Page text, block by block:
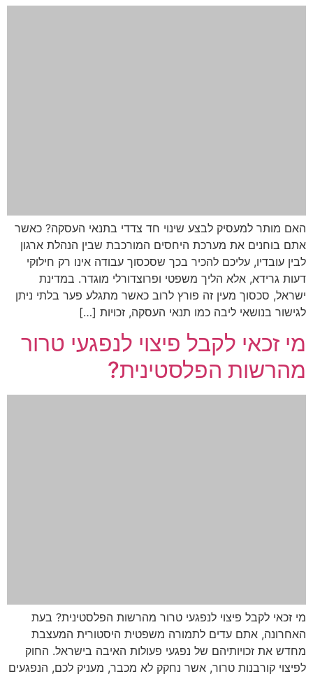
האם מותר למעסיק לבצע שינוי חד צדדי בתנאי העסקה? כאשר
אתם בוחנים את מערכת היחסים המורכבת שבין הנהלת ארגון
לבין עובדיו, עליכם להכיר בכך שסכסוך עבודה אינו רק חילוקי
דעות גרידא, אלא הליך משפטי ופרוצדורלי מוגדר. במדינת
ישראל, סכסוך מעין זה פורץ לרוב כאשר מתגלע פער בלתי ניתן
לגישור בנושאי ליבה כמו תנאי העסקה, זכויות […]
מי זכאי לקבל פיצוי לנפגעי טרור
מהרשות הפלסטינית?
מי זכאי לקבל פיצוי לנפגעי טרור מהרשות הפלסטינית? בעת
האחרונה, אתם עדים לתמורה משפטית היסטורית המעצבת
מחדש את זכויותיהם של נפגעי פעולות האיבה בישראל. החוק
לפיצוי קורבנות טרור, אשר נחקק לא מכבר, מעניק לכם, הנפגעים